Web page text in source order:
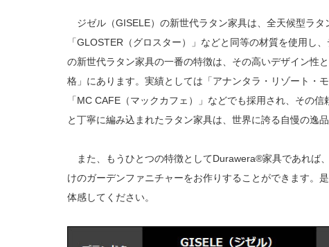
ジゼル（GISELE）の新世代ラタン家具は、全天候型ラ
「GLOSTER（グロスター）」などと同等の材質を使用し
の新世代ラタン家具の一番の特徴は、その高いデザイン性
格」にあります。実績としては「アナンタラ・リゾート・
「MC CAFE（マックカフェ）」などでも採用され、その
と丁寧に編み込まれたラタン家具は、世界に誇る自慢の逸品
また、もうひとつの特徴としてDurawera®家具であれば
けのガーデンファニチャーをお作りすることができます。
体感してください。